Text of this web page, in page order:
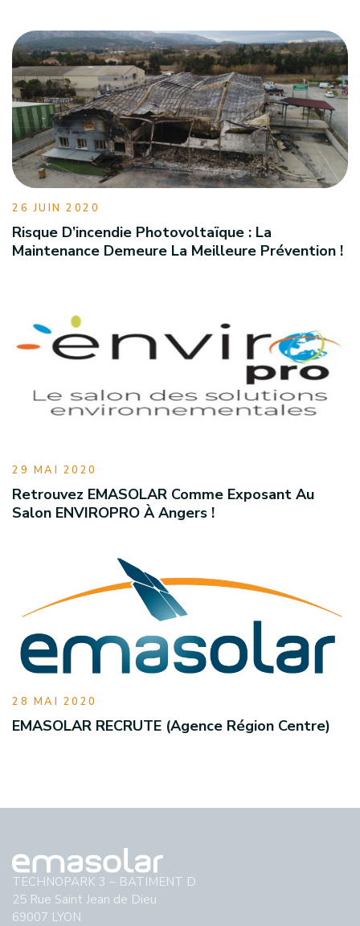
26 JUIN 2020
Risque D’incendie Photovoltaïque : La
Maintenance Demeure La Meilleure Prévention !
29 MAI 2020
Retrouvez EMASOLAR Comme Exposant Au
Salon ENVIROPRO À Angers !
28 MAI 2020
EMASOLAR RECRUTE (Agence Région Centre)
TECHNOPARK 3 – BATIMENT D
25 Rue Saint Jean de Dieu
69007 LYON